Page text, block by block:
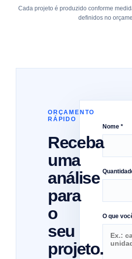
Cada projeto é produzido conforme
definidos no
ORÇAMENTO
RÁPIDO
Receba
uma
análise
para
o
seu
projeto.
Nome *
O que